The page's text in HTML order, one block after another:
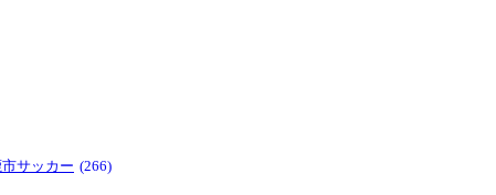
サッカー (266)